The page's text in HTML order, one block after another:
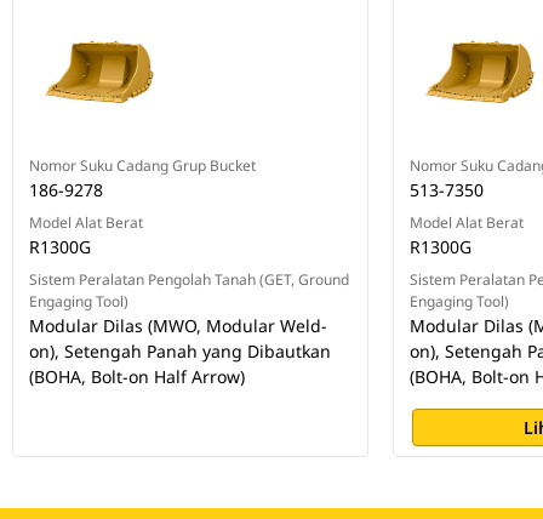
Nomor Suku Cadang Grup Bucket
186-9278
Model Alat Berat
R1300G
Sistem Peralatan Pengolah Tanah (GET, Ground
Engaging Tool)
Modular Dilas (MWO, Modular Weld-
on), Setengah Panah yang Dibautkan
(BOHA, Bolt-on Half Arrow)
Nomor Suku
513-7350
Model Alat Berat
R1300G
Sistem Peralatan
Engaging Tool)
Modular Dilas
on), Setengah
(BOHA, Bolt-on